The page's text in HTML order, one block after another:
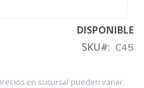
DISPONIBLE
SKU
C45
en sucursal pueden variar